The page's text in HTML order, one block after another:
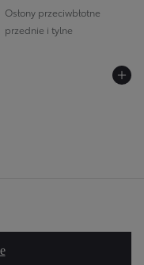
Osłony przeciwbłotne
przednie i tylne